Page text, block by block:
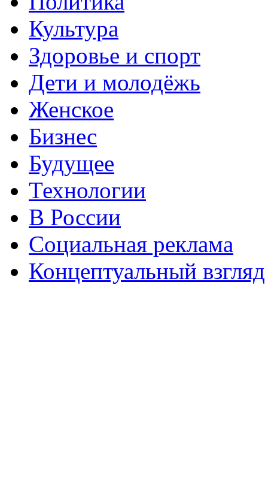
Культура
Здоровье и спорт
Дети и молодёжь
Женское
Бизнес
Будущее
Технологии
В России
Социальная реклама
Концептуальный взгляд